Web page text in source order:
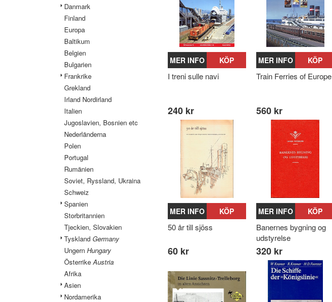
Danmark
Finland
Europa
Baltikum
Belgien
Bulgarien
Frankrike
Grekland
Irland Nordirland
Italien
Jugoslavien, Bosnien etc
Nederländerna
Polen
Portugal
Rumänien
Soviet, Ryssland, Ukraina
Schweiz
Spanien
Storbritannien
Tjeckien, Slovakien
Tyskland Germany
Ungern Hungary
Österrike Austria
Afrika
Asien
Nordamerika
MER INFO KÖP
I treni sulle navi
240 kr
MER INFO KÖP
Train Ferries of Europe
560 kr
MER INFO KÖP
50 år till sjöss
60 kr
MER INFO KÖP
Banernes bygning og
udstyrelse
320 kr